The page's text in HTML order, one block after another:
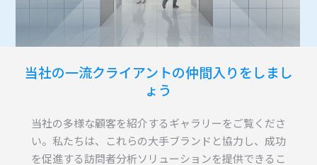
当社の一流クライアントの仲間入りをしまし
ょう
当社の多様な顧客を紹介するギャラリーをご覧くださ
い。私たちは、これらの大手ブランドと協力し、成功
を促進する訪問者分析ソリューションを提供できるこ